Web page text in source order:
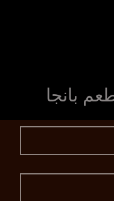
بانجا